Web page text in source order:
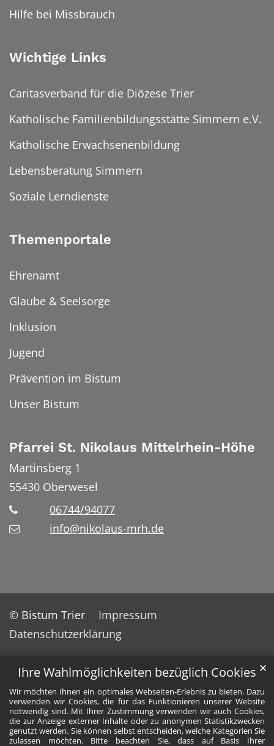
Ihre Wahlmöglichkeiten bezüglich Cookies
Wir möchten Ihnen ein optimales Webseiten-Erlebnis zu bieten. Dazu
verwenden wir Cookies, die für das Funktionieren unserer Website
notwendig sind. Mit Ihrer Zustimmung verwenden wir auch Cookies,
die zur Anzeige externer Inhalte oder zu anonymen Statistikzwecken
genutzt werden. Sie können selbst entscheiden, welche Kategorien Sie
zulassen möchten. Bitte beachten Sie, dass auf Basis Ihrer
✕
Hilfe bei Missbrauch
Wichtige Links
Caritasverband für die Diözese Trier
Katholische Familienbildungsstätte Simmern e.V.
Katholische Erwachsenenbildung
Lebensberatung Simmern
Soziale Lerndienste
Themenportale
Ehrenamt
Glaube & Seelsorge
Inklusion
Jugend
Prävention im Bistum
Unser Bistum
Pfarrei St. Nikolaus Mittelrhein-Höhe
Martinsberg 1
55430 Oberwesel
06744/94077
info@nikolaus-mrh.de
© Bistum Trier
Impressum
Datenschutzerklärung